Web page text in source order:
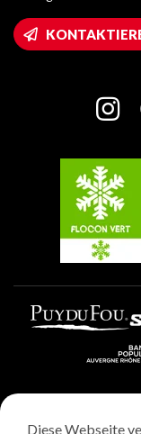
Wifi-Zugang
Haus der Eigentümer
Charta der
Plagne 1800
Plagne Villages
Plagne Aime 2000
Diese Webseite